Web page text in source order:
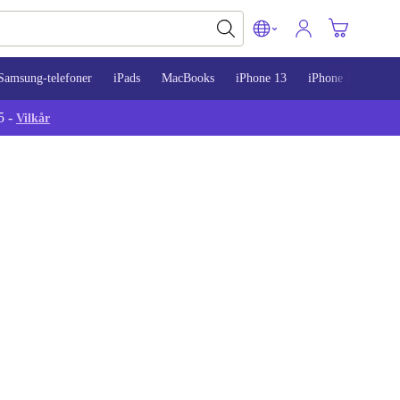
telefoner iPads MacBooks iPhone 13 iPhone 14
- Vilkår